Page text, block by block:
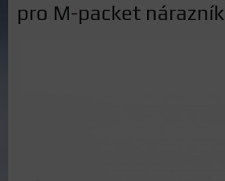
pro M-packet nárazník